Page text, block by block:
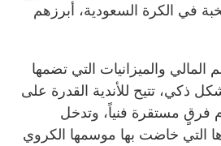
في الكرة السعودية، أبرزهم
والميزانيات التي تضمها
ذكي، تتيح للأندية القدرة على
فرقٍ مستقرة فنياً، وتدخل
التي خاضت بها موسمها الكروي